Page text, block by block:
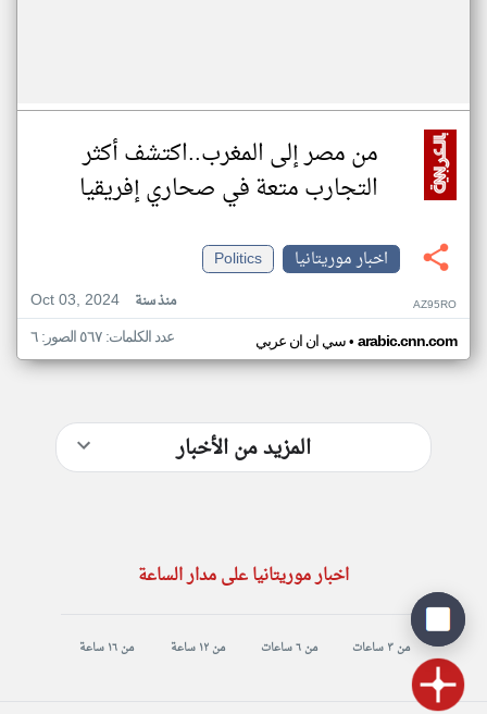
من مصر إلى المغرب..اكتشف أكثر
التجارب متعة في صحاري إفريقيا
اخبار موريتانيا
Politics
Oct 03, 2024
منذ سنة AZ95RO
سي ان ان عربي• arabic.cnn.com عدد الكلمات: ٥٦٧ الصور: ٦
المزيد من الأخبار
اخبار موريتانيا على مدار الساعة
من ٣ ساعات من ٦ ساعات من ١٢ ساعة من ١٦ ساعة